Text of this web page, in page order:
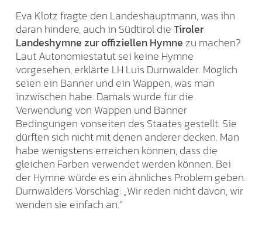
Eva Klotz fragte den Landeshauptmann, was ihn
daran hindere, auch in Südtirol dieTiroler
Landeshymne zur offiziellen Hymne zu machen?
Laut Autonomiestatut sei keine Hymne
vorgesehen, erklärte LH Luis Durnwalder. Möglich
seien ein Banner und ein Wappen, was man
inzwischen habe. Damals wurde für die
Verwendung von Wappen und Banner
Bedingungen vonseiten des Staates gestellt: Sie
dürften sich nicht mit denen anderer decken. Man
habe wenigstens erreichen können, dass die
gleichen Farben verwendet werden können. Bei
der Hymne würde es ein ähnliches Problem geben.
Durnwalders Vorschlag: „Wir reden nicht davon, wir
wenden sie einfach an.“